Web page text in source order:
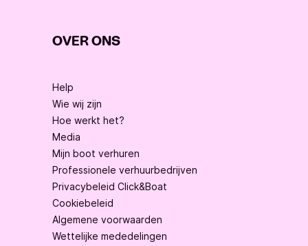
OVER ONS
Help
Wie wij zijn
Hoe werkt het?
Media
Mijn boot verhuren
Professionele verhuurbedrijven
Privacybeleid Click&Boat
Cookiebeleid
Algemene voorwaarden
Wettelijke mededelingen